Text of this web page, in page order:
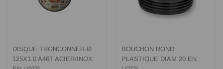
DISQUE TRONCONNER Ø
125X1.0 A46T ACIER/INOX
BOUCHON ROND
PLASTIQUE DIAM 20 EN